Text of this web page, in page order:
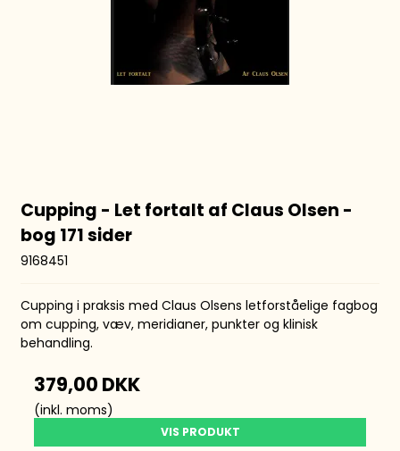
Cupping - Let fortalt af Claus Olsen -
bog 171 sider
9168451
Cupping i praksis med Claus Olsens letforståelige fagbog
om cupping, væv, meridianer, punkter og klinisk
behandling.
379,00 DKK
(inkl. moms)
VIS PRODUKT